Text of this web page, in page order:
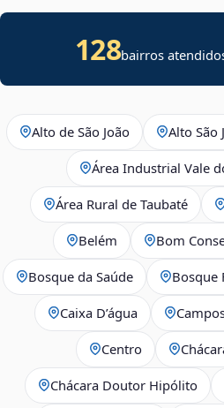
128bairros
Alto de São João Alto São
Área Industrial Vale
Área Rural de Taubaté
Belém Bom
Bosque da Saúde Bosque
Caixa D’água
Centro
Chácara Doutor Hipólito